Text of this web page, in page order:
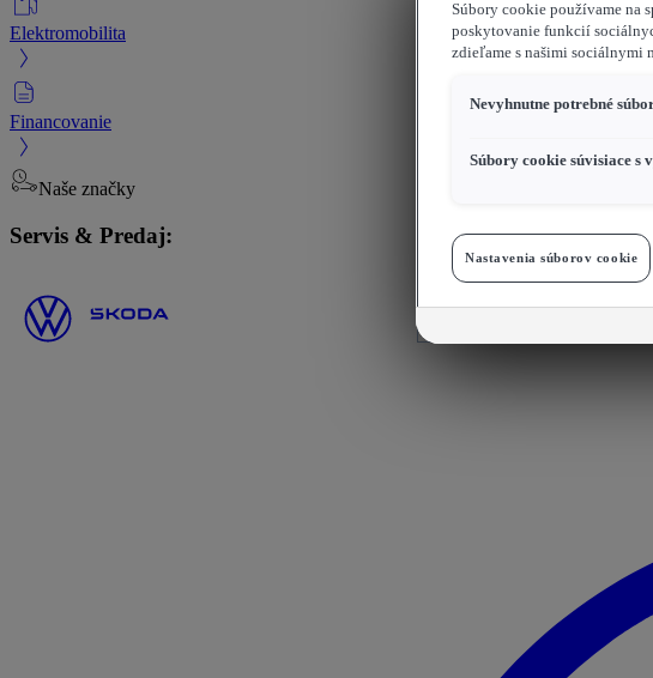
Elektromobilita
Financovanie
Naše značky
Servis & Predaj:
Súbory cookie používame na
poskytovanie funkcií
zdieľame s našimi sociálnymi
Nevyhnutne potrebné
Súbory cookie súvisiace s
Nastavenia súborov cookie